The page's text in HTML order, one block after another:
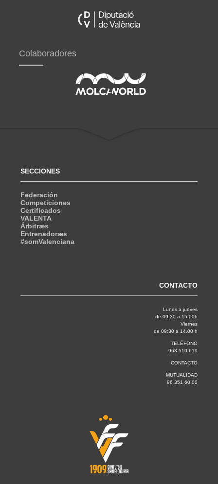
Colaboradores
SECCIONES
Federación
Competiciones
Certificados
VALENTA
Árbitræs
Entrenadoræs
#somValenciana
CONTACTO
Lunes a jueves
de 09:30 a 15.00h
Viernes
de 09:30 a 14.00 h
TELÉFONO
963 510 619
CONTACTO
MUTUALIDAD
96 351 60 00